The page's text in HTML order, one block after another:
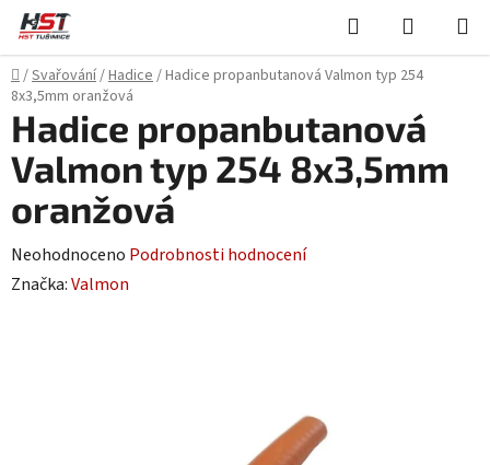
Přejít
obsah
Hledat
KOŠÍK
Domů
/Svařování/Hadice/Hadice propanbutanová Valmon typ 254
8x3,5mm oranžová
Hadice propanbutanová
Valmon typ 254 8x3,5mm
oranžová
Průměrné
hodnocení
Neohodnoceno Podrobnosti hodnocení
Značka:Valmon